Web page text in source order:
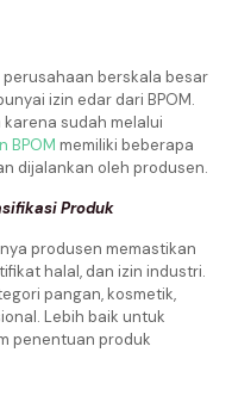
berskala besar
izin edar dari BPOM.
sudah melalui
BPOM memiliki beberapa
dijalankan oleh produsen.
Produk
produsen memastikan
halal, dan izin industri.
pangan, kosmetik,
Lebih baik untuk
penentuan produk